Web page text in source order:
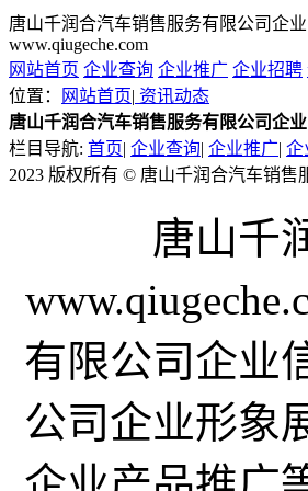
唐山千润合汽车销售服务有限公司企业
www.qiugeche.com
网站首页 企业查询 企业推广 企业招聘
位置：
网站首页| 资讯动态
唐山千润合汽车销售服务有限公司企
栏目导航: 首页| 企业查询| 企业推广| 企
2023 版权所有 © 唐山千润合汽车销售
唐山千
有限公司企业
公司企业形象